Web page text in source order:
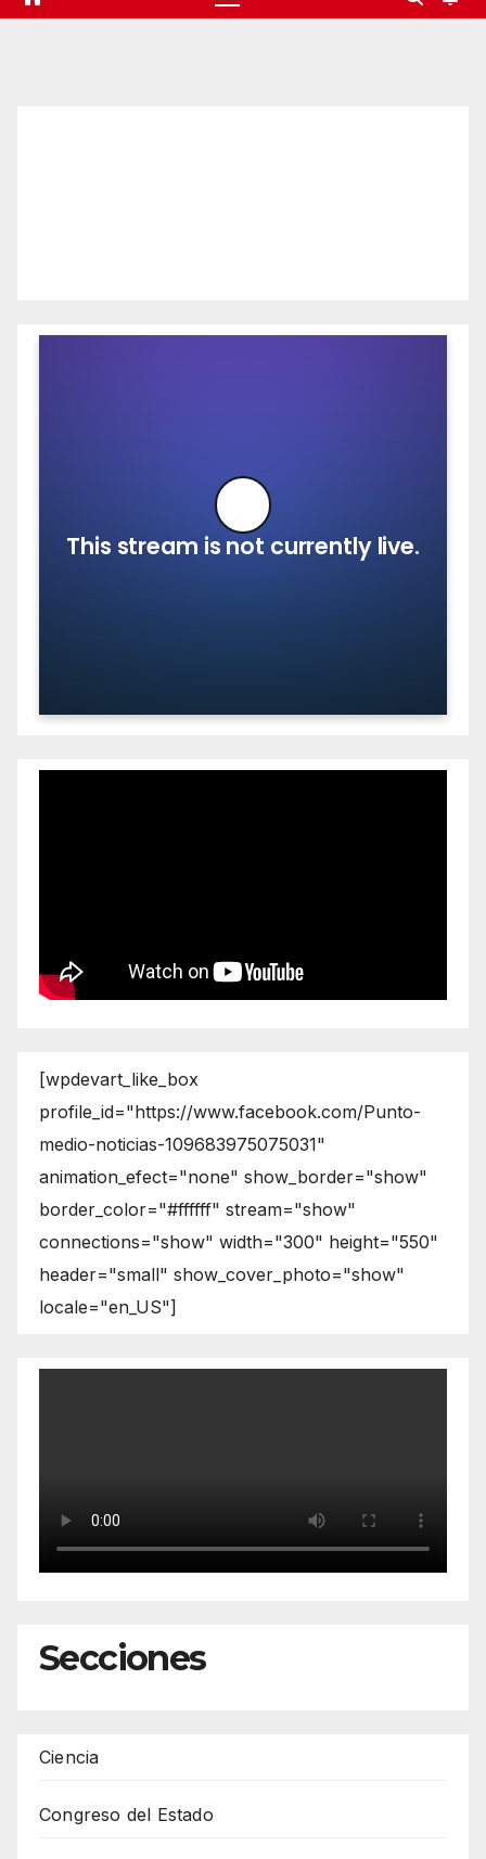
[wpdevart_like_box
profile_id="https://www.facebook.com/Punto-
medio-noticias-109683975075031"
animation_efect="none" show_border="show"
border_color="#ffffff" stream="show"
connections="show" width="300" height="550"
header="small" show_cover_photo="show"
locale="en_US"]
Secciones
Ciencia
Congreso del Estado